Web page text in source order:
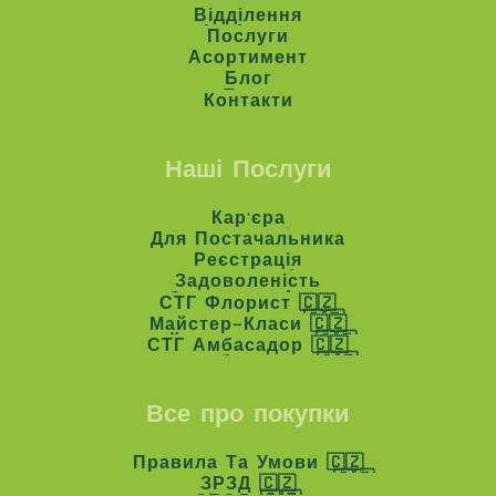
Е-Шоп
Відділення
Відділення
Послуги
Послуги
Асортимент
Асортимент
Блог
Блог
Контакти
Наші Послуги
Кар'єра
Кар'єра
Для Постачальника
Для Постачальника
Реєстрація
Реєстрація
Задоволеність
Задоволеність
СТГ Флорист 🇨🇿
СТГ Флорист 🇨🇿
Майстер-Класи 🇨🇿
Майстер-Класи 🇨🇿
СТГ Амбасадор 🇨🇿
СТГ Амбасадор 🇨🇿
Все про покупки
Правила Та Умови 🇨🇿
Правила Та Умови 🇨🇿
ЗРЗД 🇨🇿